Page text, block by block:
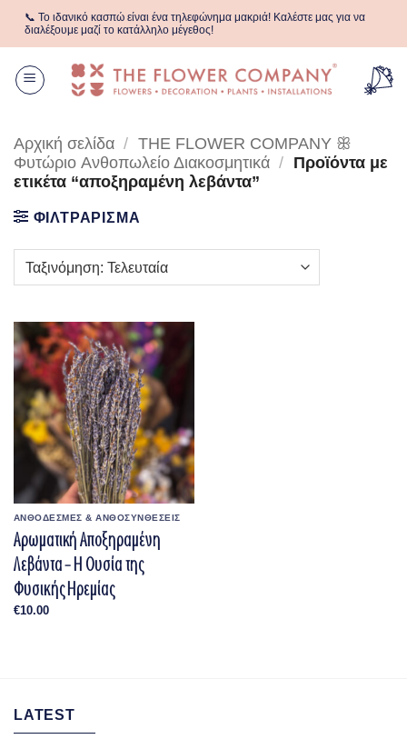
📞 Το ιδανικό κασπώ είναι ένα τηλεφώνημα μακριά! Καλέστε μας για να
διαλέξουμε μαζί το κατάλληλο μέγεθος!
Αρχική σελίδα / THE FLOWER COMPANY ꕥ
Φυτώριο Aνθοπωλείο Διακοσμητικά / Προϊόντα με
ετικέτα “αποξηραμένη λεβάντα”
ΦΙΛΤΡΑΡΙΣΜΑ
ΑΝΘΟΔΕΣΜΕΣ & ΑΝΘΟΣΥΝΘΕΣΕΙΣ
Αρωματική Αποξηραμένη
Λεβάντα – Η Ουσία της
Φυσικής Ηρεμίας
€10.00
LATEST